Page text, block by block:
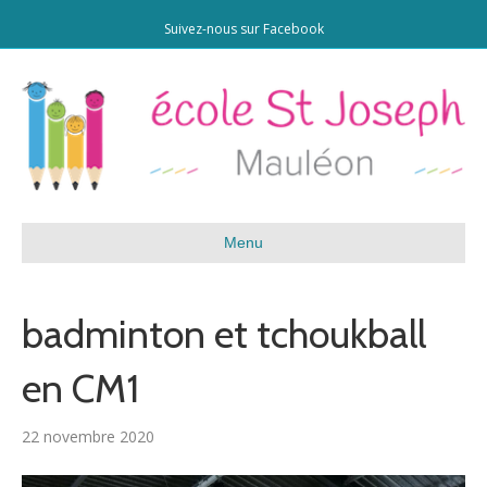
Suivez-nous sur Facebook
Menu
badminton et tchoukball
en CM1
22 novembre 2020